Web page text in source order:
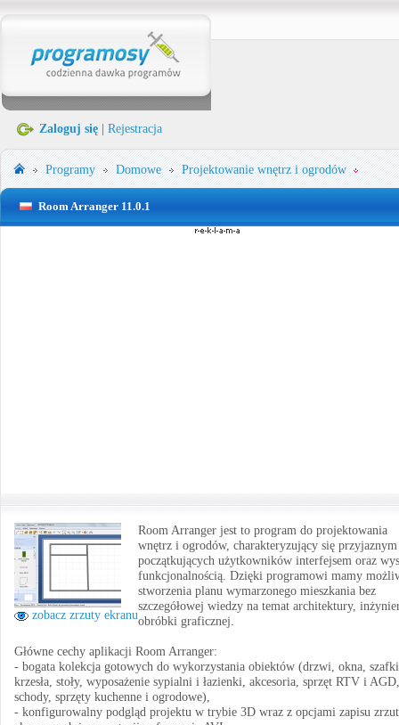
Zaloguj się Rejestracja
Programy Domowe Projektowanie wnętrz i ogrodów
Room Arranger 11.0.1
zobacz zrzuty ekranu
Room Arranger jest to program do projektowania
wnętrz i ogrodów, charakteryzujący się
początkujących użytkowników interfejsem oraz
funkcjonalnością. Dzięki programowi mamy
stworzenia planu wymarzonego mieszkania bez
szczegółowej wiedzy na temat architektury,
obróbki graficznej.
Główne cechy aplikacji Room Arranger:
- bogata kolekcja gotowych do wykorzystania obiektów (drzwi, okna,
krzesła, stoły, wyposażenie sypialni i łazienki, akcesoria, sprzęt RTV i AGD,
schody, sprzęty kuchenne i ogrodowe),
- konfigurowalny podgląd projektu w trybie 3D wraz z opcjami zapisu